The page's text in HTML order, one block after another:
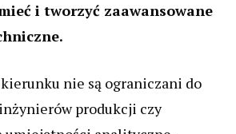
i tworzyć zaawansowane
nie są ograniczani do
produkcji czy